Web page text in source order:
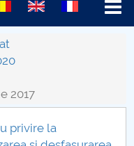
2017
privire la